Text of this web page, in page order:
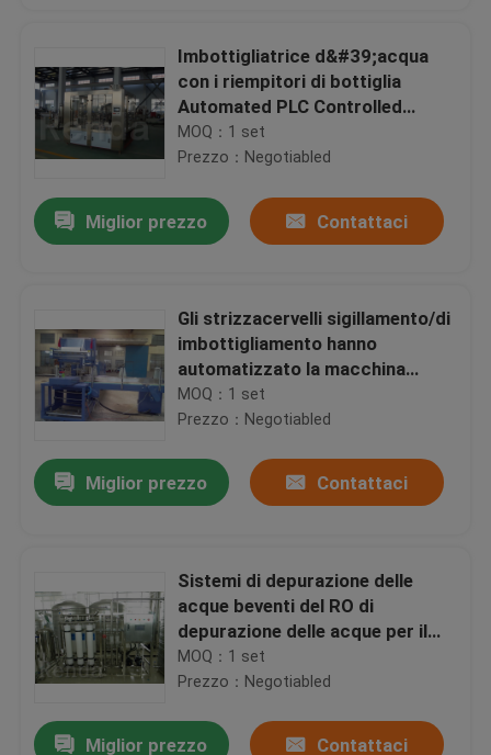
Imbottigliatrice d&#39;acqua
con i riempitori di bottiglia
Automated PLC Controlled
Water Packaging Machinery
MOQ：1 set
Prezzo：Negotiabled
Miglior prezzo Contattaci
Gli strizzacervelli sigillamento/di
imbottigliamento hanno
automatizzato la macchina
dell'imballaggio con involucro
termocontrattile della bottiglia
MOQ：1 set
Prezzo：Negotiabled
Miglior prezzo Contattaci
Sistemi di depurazione delle
acque beventi del RO di
depurazione delle acque per il
grande impianto per il
trattamento delle acque
MOQ：1 set
Prezzo：Negotiabled
Miglior prezzo Contattaci